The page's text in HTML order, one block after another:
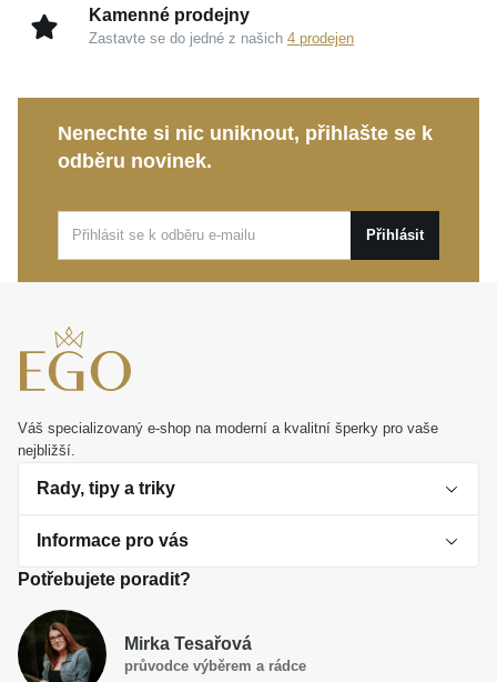
skutečné výjimečnosti.
Náramek skvěle vynikne jak samostatně, tak i v jemné
harmonii s vašimi dalšími oblíbenými klenoty.
Kamenné prodejny
Zastavte se do jedné z našich 4 prodejen
Nenechte si nic uniknout, přihlašte se k
odběru novinek.
Přihlásit
Váš specializovaný e-shop na moderní a kvalitní šperky pro vaše
nejbližší.
Rady, tipy a triky
O perlách
Jak vybrat perlový šperk
Dárková inspirace
Informace pro vás
Obchodní podmínky
Potřebujete poradit?
Mirka Tesařová
průvodce výběrem a rádce